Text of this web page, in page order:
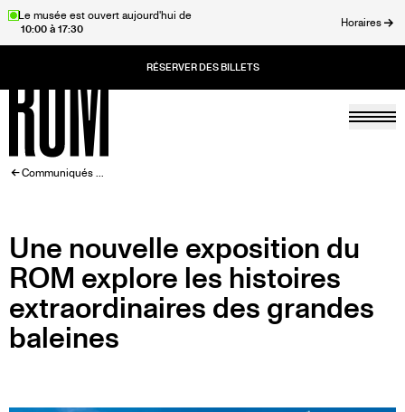
AllerLe musée est ouvert aujourd'hui de
10:00 à 17:30
Horaires
Accueil
FIL
D'ARIANE
Communiqués ...
Une nouvelle exposition du
ROM explore les histoires
extraordinaires des grandes
baleines